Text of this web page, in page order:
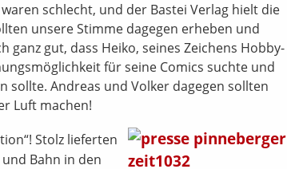
schlecht, und der Bastei Verlag hielt die
unsere Stimme dagegen erheben und
ganz gut, dass Heiko, seines Zeichens Hobby-
für seine Comics suchte und
sollte. Andreas und Volker dagegen sollten
Luft machen!
Stolz lieferten
Bahn in den